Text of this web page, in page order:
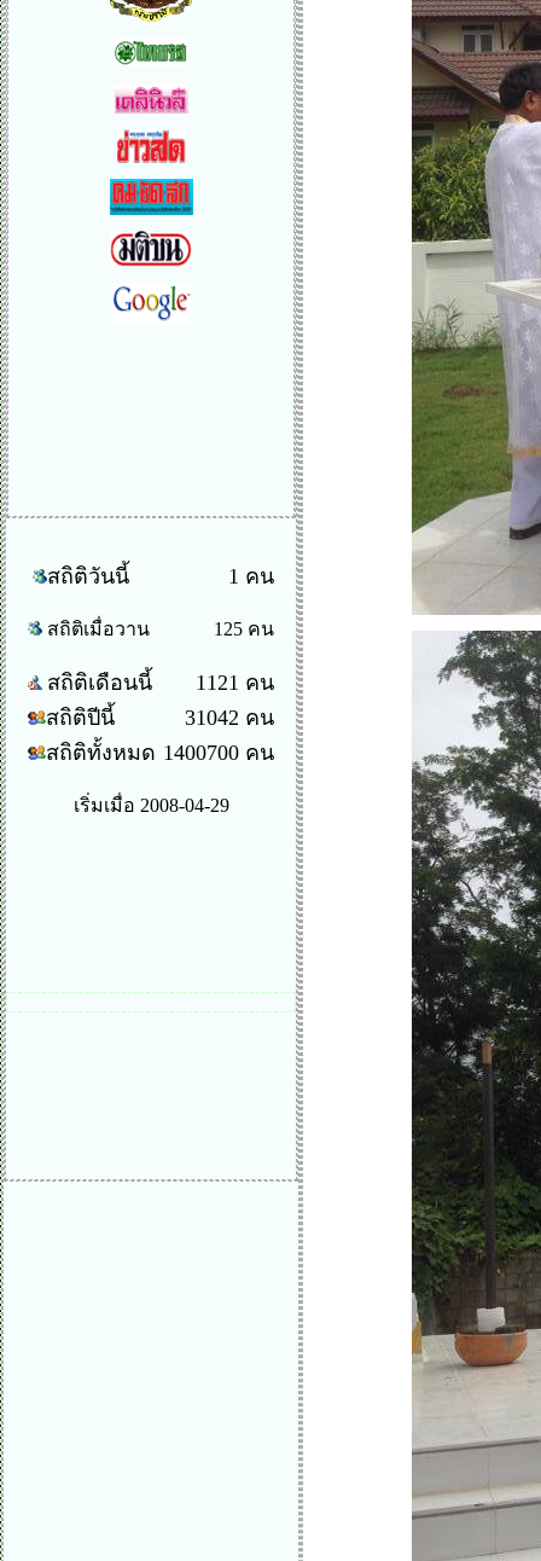
สถิติวันนี้ 1 คน
สถิติเมื่อวาน 125 คน
สถิติเดือนนี้
สถิติปีนี้
สถิติทั้งหมด
1121 คน
31042 คน
1400700 คน
เริ่มเมื่อ 2008-04-29